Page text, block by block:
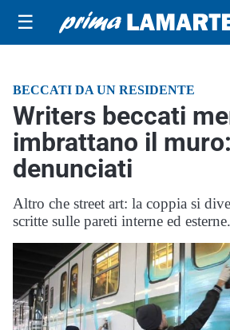
☰
BECCATI DA UN RESIDENTE
Writers beccati
imbrattano il muro:
denunciati
Altro che street art: la coppia si
scritte sulle pareti interne ed esterne.